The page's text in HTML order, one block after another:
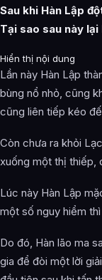
Sau khi Hàn Lập
Tại sao sau này
Hiển thị nội dung
Lần này Hàn Lập
bùng nổ nhỏ, cũng
cũng liên tiếp kéo
Còn chưa ra khỏi
xuống một thị thiếp,
Lúc này Hàn Lập
một số nguy hiểm
Do đó, Hàn lão ma
gia để đòi một lời